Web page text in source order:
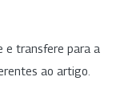
e transfere para a
ao artigo.